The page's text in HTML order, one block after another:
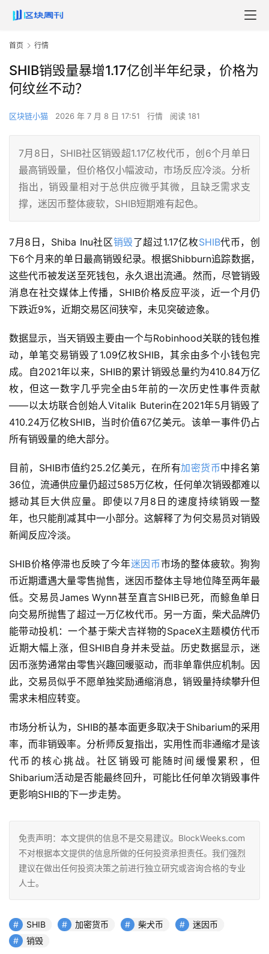
首页 行情
SHIB销毁量暴增1.17亿创半年纪录，价格为
何纹丝不动？
区块链小猫 2026 年 7 月 8 日 17:51 行情 阅读 181
7月8日，SHIB社区销毁超1.17亿枚代币，创6个月单日
最高销毁量，但价格仅小幅波动，市场反应冷淡。分析
指出，销毁量相对于总供应微乎其微，且缺乏需求支
撑，迷因币整体疲软，SHIB短期难有起色。
7月8日，Shiba Inu社区销毁了超过1.17亿枚SHIB代币，创
下6个月来的单日最高销毁纪录。根据Shibburn追踪数据，
这些代币被发送至死钱包，永久退出流通。然而，尽管销毁
消息在社交媒体上传播，SHIB价格反应平淡，近一个月仍
下跌近9%，近期交易区间狭窄，未见突破迹象。
数据显示，当天销毁主要由一个与Robinhood关联的钱包推
动，单笔交易销毁了1.09亿枚SHIB，其余由多个小钱包完
成。自2021年以来，SHIB的累计销毁总量约为410.84万亿
枚，但这一数字几乎完全由5年前的一次历史性事件贡献
——以太坊联合创始人Vitalik Buterin在2021年5月销毁了
410.24万亿枚SHIB，当时价值67亿美元。该单一事件仍占
所有销毁量的绝大部分。
目前，SHIB市值约25.2亿美元，在所有加密货币中排名第
36位，流通供应量仍超过585万亿枚，任何单次销毁都难以
撼动其巨大供应量。即使以7月8日的速度持续销毁一整
年，也只能削减其中一小部分。这解释了为何交易员对销毁
新闻反应冷淡。
SHIB价格停滞也反映了今年迷因币市场的整体疲软。狗狗
币近期遭遇大量零售抛售，迷因币整体主导地位降至两年最
低。交易员James Wynn甚至直言SHIB已死，而鲸鱼单日
向交易所抛售了超过一万亿枚代币。另一方面，柴犬品牌仍
能带动投机：一个基于柴犬吉祥物的SpaceX主题模仿代币
近期大幅上涨，但SHIB自身并未受益。历史数据显示，迷
因币涨势通常由零售兴趣回暖驱动，而非单靠供应机制。因
此，交易员似乎不愿单独奖励通缩消息，销毁量持续攀升但
需求未相应转变。
市场分析认为，SHIB的基本面更多取决于Shibarium的采用
率，而非销毁率。分析师反复指出，实用性而非通缩才是该
代币的核心挑战。社区销毁可能随时间缓慢累积，但
Shibarium活动是否能最终回升，可能比任何单次销毁事件
更影响SHIB的下一步走势。
免责声明：本文提供的信息不是交易建议。BlockWeeks.com
不对根据本文提供的信息所做的任何投资承担责任。我们强烈
建议在做出任何投资决策之前进行独立研究或咨询合格的专业
人士。
SHIB 加密货币 柴犬币
迷因币
销毁